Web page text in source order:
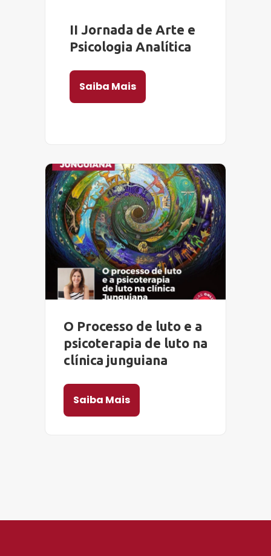
II Jornada de Arte e
Psicologia Analítica
Saiba Mais
O Processo de luto e a
psicoterapia de luto na
clínica junguiana
Saiba Mais